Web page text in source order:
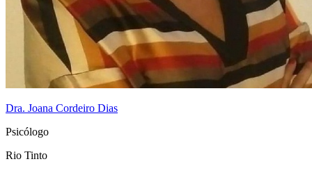
Dra. Joana Cordeiro Dias
Psicólogo
Rio Tinto